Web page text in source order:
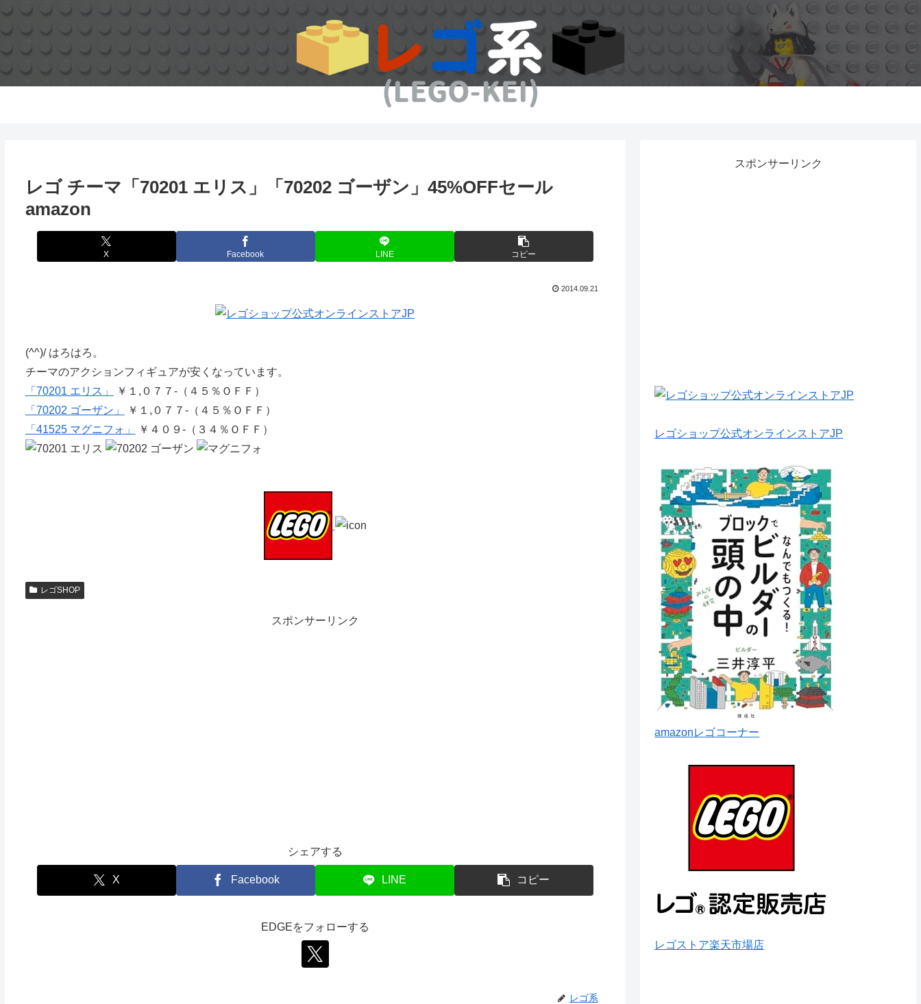
レゴ チーマ「70201 エリス」「70202 ゴーザン」45%OFFセール
amazon
X Facebook LINE コピー
2014.09.21
(^^)/ はろはろ。
チーマのアクションフィギュアが安くなっています。
「70201 エリス」
￥１,０７７-（４５％ＯＦＦ）
「70202 ゴーザン」
￥１,０７７-（４５％ＯＦＦ）
「41525 マグニフォ」
￥４０９-（３４％ＯＦＦ）
レゴSHOP
スポンサーリンク
シェアする
X Facebook LINE コピー
EDGEをフォローする
レゴ系
スポンサーリンク
レゴショップ公式オンラインストアJP
amazonレゴコーナー
レゴストア楽天市場店